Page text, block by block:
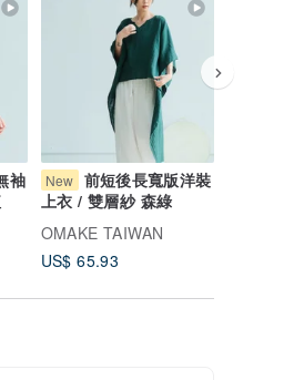
袖
New 前短後長寬版洋裝
上衣 / 雙層紗 森綠
OMAKE TAIWAN
US$ 65.93